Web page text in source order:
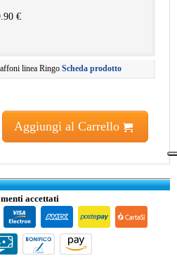
€
linea Ringo Scheda prodotto
Aggiungi al Carrello
accettati